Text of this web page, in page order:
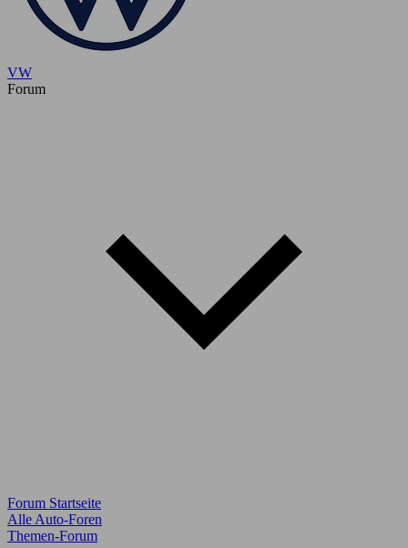
VW
Forum
Forum Startseite
Alle Auto-Foren
Themen-Forum